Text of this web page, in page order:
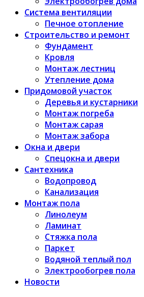
Система вентиляции
Печное отопление
Строительство и ремонт
Фундамент
Кровля
Монтаж лестниц
Утепление дома
Придомовой участок
Деревья и кустарники
Монтаж погреба
Монтаж сарая
Монтаж забора
Окна и двери
Спецокна и двери
Сантехника
Водопровод
Канализация
Монтаж пола
Линолеум
Ламинат
Стяжка пола
Паркет
Водяной теплый пол
Электрообогрев пола
Новости